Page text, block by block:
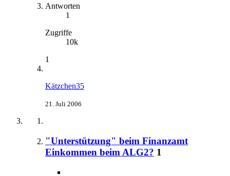
Antworten
1
Zugriffe
10k
1
Kätzchen35
21. Juli 2006
"Unterstützung" beim Finanzamt
Einkommen beim ALG2? 1